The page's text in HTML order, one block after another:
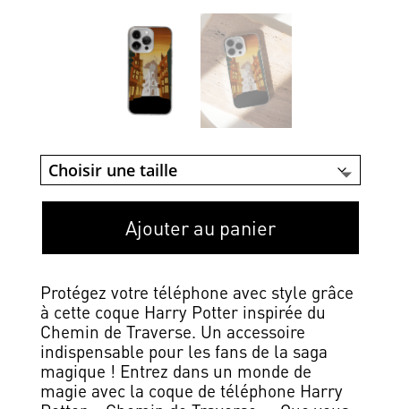
Ajouter au panier
Protégez votre téléphone avec style grâce
à cette coque Harry Potter inspirée du
Chemin de Traverse. Un accessoire
indispensable pour les fans de la saga
magique ! Entrez dans un monde de
magie avec la coque de téléphone Harry